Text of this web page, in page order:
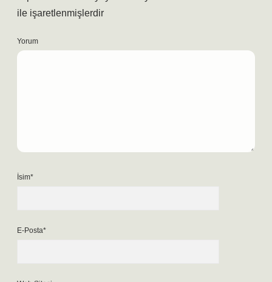
ile işaretlenmişlerdir
Yorum
İsim*
E-Posta*